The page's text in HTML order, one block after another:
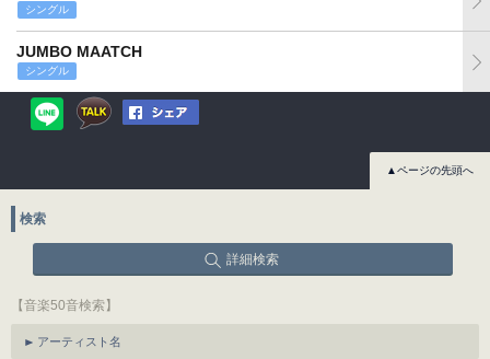
シングル
JUMBO MAATCH
シングル
▲ページの先頭へ
検索
詳細検索
【音楽50音検索】
アーティスト名